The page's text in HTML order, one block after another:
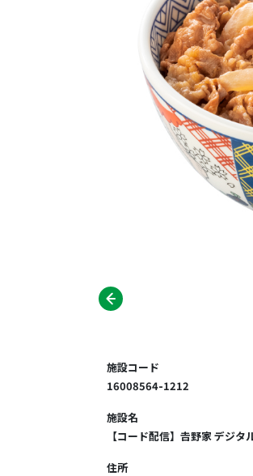
施設コード
16008564-1212
施設名
【コード配信】𠮷野家 デジ
住所